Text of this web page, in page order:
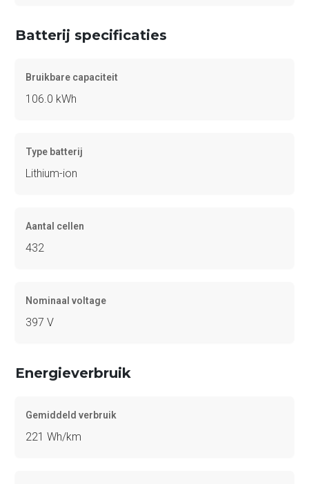
Batterij specificaties
Bruikbare capaciteit
106.0 kWh
Type batterij
Lithium-ion
Aantal cellen
432
Nominaal voltage
397 V
Energieverbruik
Gemiddeld verbruik
221 Wh/km